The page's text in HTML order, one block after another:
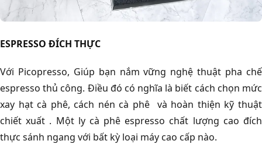
ESPRESSO ĐÍCH THỰC
Với Picopresso, Giúp bạn nắm vững nghệ thuật pha chế
espresso thủ công. Điều đó có nghĩa là biết cách chọn mức
xay hạt cà phê, cách nén cà phê và hoàn thiện kỹ thuật
chiết xuất . Một ly cà phê espresso chất lượng cao đích
thực sánh ngang với bất kỳ loại máy cao cấp nào.